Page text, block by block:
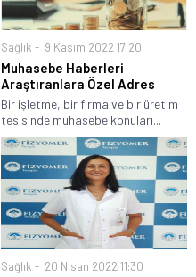
Sağlık 9 Kasım 2022 17:20
Muhasebe Haberleri
Araştıranlara Özel Adres
Bir işletme, bir firma ve bir üretim
tesisinde muhasebe konuları...
Sağlık 20 Nisan 2022 11:30